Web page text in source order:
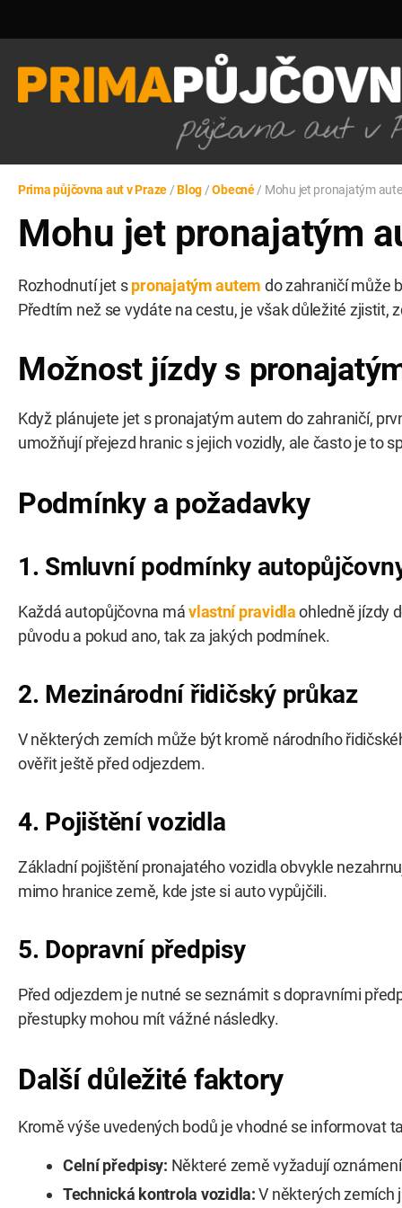
Prima půjčovna aut v Praze/Blog /Obecné/ Mohu jet pronajatým
Mohu jet pronajatým
Rozhodnutí jet spronajatým autem do zahraničí může
Předtím než se vydáte na cestu, je však důležité zjistit,
Možnost jízdy s
Když plánujete jet s pronajatým autem do zahraničí,
umožňují přejezd hranic s jejich vozidly, ale často je to
Podmínky a požadavky
1. Smluvní podmínky
Každá autopůjčovna mávlastní pravidlaohledně jízdy
původu a pokud ano, tak za jakých podmínek.
2. Mezinárodní řidičský průkaz
V některých zemích může být kromě národního
ověřit ještě před odjezdem.
4. Pojištění vozidla
Základní pojištění pronajatého vozidla obvykle
mimo hranice země, kde jste si auto vypůjčili.
5. Dopravní předpisy
Před odjezdem je nutné se seznámit s dopravními
přestupky mohou mít vážné následky.
Další důležité faktory
Kromě výše uvedených bodů je vhodné se informovat
Celní předpisy: Některé země vyžadují
Technická kontrola vozidla:V některých zemích